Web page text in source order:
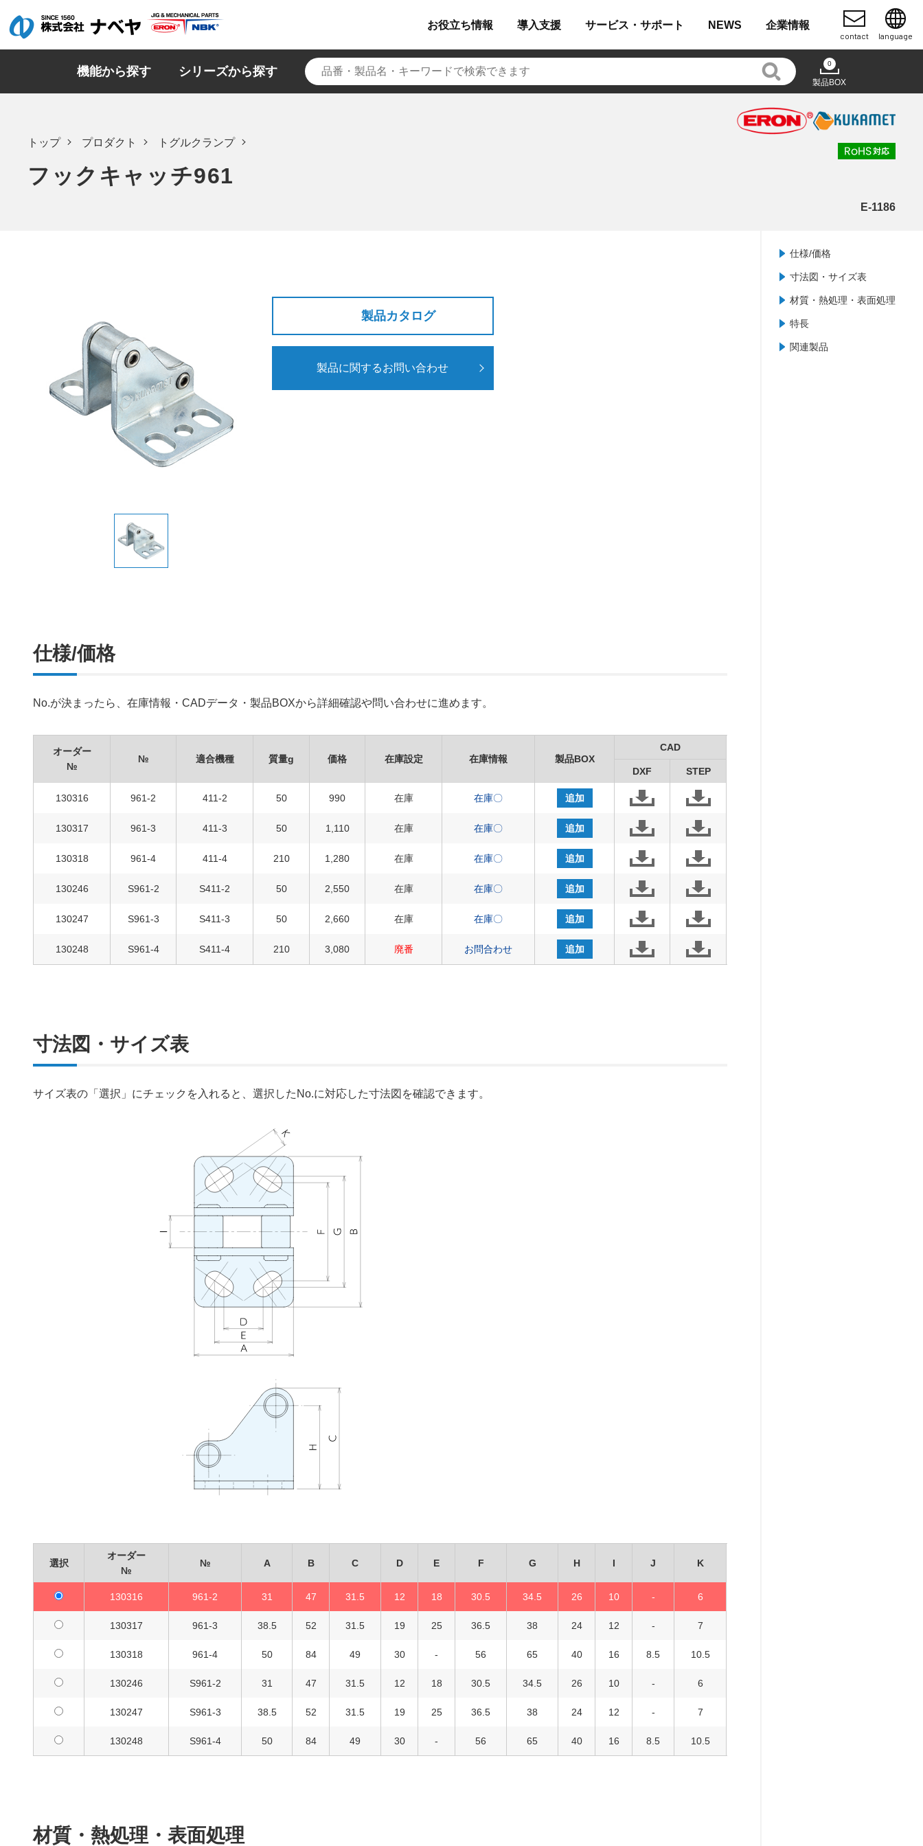
お役立ち情報 導入支援 サービス・ サポート NEWS 企業情報
contact language
機能から探す シリーズから探す
0
製品BOX
トップ プロダクト トグルクランプ
フックキャッチ961
E-1186
仕様/価格
寸法図・サイズ表
材質・熱処理・表面処理
特長
関連製品
製品カタログ
製品に関するお問い合わせ
仕様/価格
No.が決まったら、在庫情報・CADデータ・製品BOXから詳細確認や問い合わせに進めます。
オーダー
№
№ 適合機種 質量g 価格 在庫設定 在庫情報 製品BOX
CAD
DXF STEP
130316 961-2 411-2 50 990 在庫 在庫〇 追加
130317 961-3 411-3 50 1,110 在庫 在庫〇 追加
130318 961-4 411-4 210 1,280 在庫 在庫〇 追加
130246 S961-2 S411-2 50 2,550 在庫 在庫〇 追加
130247 S961-3 S411-3 50 2,660 在庫 在庫〇 追加
130248 S961-4 S411-4 210 3,080 廃番 お問合わせ 追加
寸法図・サイズ表
サイズ表の「選択」にチェックを入れると、選択したNo.に対応した寸法図を確認できます。
選択
オーダー
№
№ A B C D E F G H I J K
130316 961-2 31 47 31.5 12 18 30.5 34.5 26 10 - 6
130317 961-3 38.5 52 31.5 19 25 36.5 38 24 12 - 7
130318 961-4 50 84 49 30 - 56 65 40 16 8.5 10.5
130246 S961-2 31 47 31.5 12 18 30.5 34.5 26 10 - 6
130247 S961-3 38.5 52 31.5 19 25 36.5 38 24 12 - 7
130248 S961-4 50 84 49 30 - 56 65 40 16 8.5 10.5
材質・熱処理・表面処理